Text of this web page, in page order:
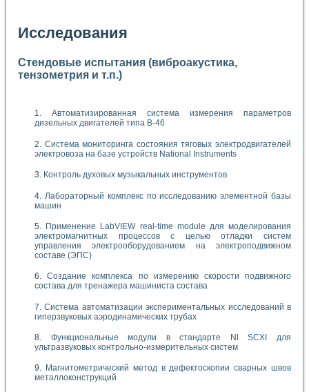
Исследования
Стендовые испытания (виброакустика,
тензометрия и т.п.)
Автоматизированная система измерения параметров
дизельных двигателей типа В-46
Система мониторинга состояния тяговых электродвигателей
электровоза на базе устройств National Instruments
Контроль духовых музыкальных инструментов
Лабораторный комплекс по исследованию элементной базы
машин
Применение LabVIEW real-time module для моделирования
электромагнитных процессов с целью отладки систем
управления электрооборудованием на электроподвижном
составе (ЭПС)
Создание комплекса по измерению скорости подвижного
состава для тренажера машиниста состава
Система автоматизации экспериментальных исследований в
гиперзвуковых аэродинамических трубах
Функциональные модули в стандарте Nl SCXI для
ультразвуковых контрольно-измерительных систем
Магнитометрический метод в дефектоскопии сварных швов
металлоконструкций